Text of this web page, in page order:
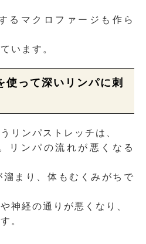
るマクロファージも作ら
います。
使って深いリンパに刺
リンパストレッチは、
リンパの流れが悪くなる
まり、体もむくみがちで
神経の通りが悪くなり、
。